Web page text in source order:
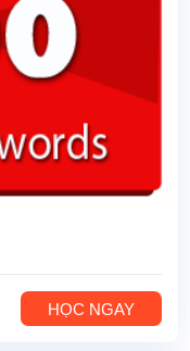
HỌC NGAY